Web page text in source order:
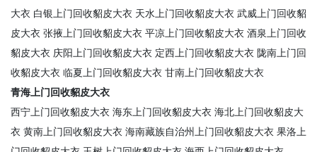
大衣 白银上门回收貂皮大衣 天水上门回收貂皮大衣 武威上门回收貂
皮大衣 张掖上门回收貂皮大衣 平凉上门回收貂皮大衣 酒泉上门回收
貂皮大衣 庆阳上门回收貂皮大衣 定西上门回收貂皮大衣 陇南上门回
收貂皮大衣 临夏上门回收貂皮大衣 甘南上门回收貂皮大衣
青海上门回收貂皮大衣
西宁上门回收貂皮大衣 海东上门回收貂皮大衣 海北上门回收貂皮大
衣 黄南上门回收貂皮大衣 海南藏族自治州上门回收貂皮大衣 果洛上